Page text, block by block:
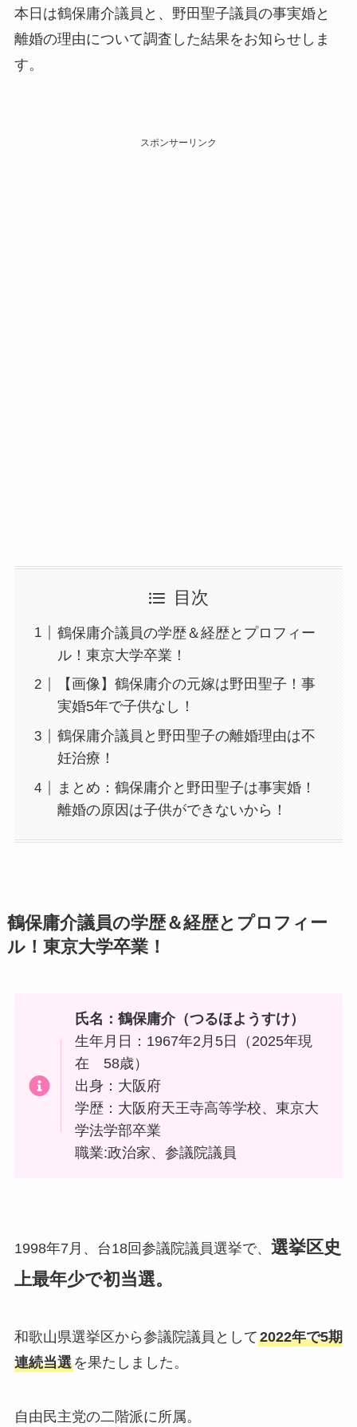
本日は鶴保庸介議員と、野田聖子議員の事実婚と
離婚の理由について調査した結果をお知らせしま
す。
スポンサーリンク
目次
鶴保庸介議員の学歴＆経歴とプロフィー
ル！東京大学卒業！
【画像】鶴保庸介の元嫁は野田聖子！事
実婚5年で子供なし！
鶴保庸介議員と野田聖子の離婚理由は不
妊治療！
まとめ：鶴保庸介と野田聖子は事実婚！
離婚の原因は子供ができないから！
鶴保庸介議員の学歴＆経歴とプロフィー
ル！東京大学卒業！
氏名：鶴保庸介（つるほようすけ）
生年月日：1967年2月5日（2025年現
在 58歳）
出身：大阪府
学歴：大阪府天王寺高等学校、東京大
学法学部卒業
職業:政治家、参議院議員
1998年7月、台18回参議院議員選挙で、 選挙区史
上最年少で初当選。
和歌山県選挙区から参議院議員として2022年で5期
連続当選を果たしました。
自由民主党の二階派に所属。